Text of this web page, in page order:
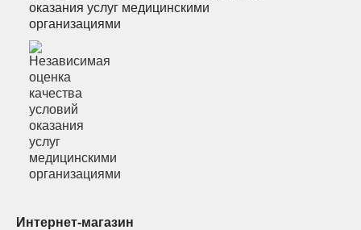
оказания услуг медицинскими
организациями
Интернет-магазин